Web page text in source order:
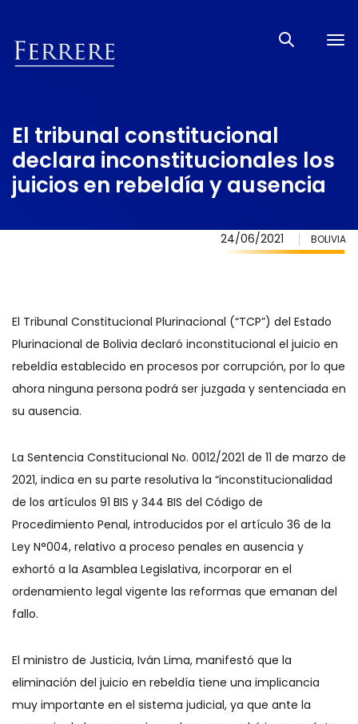
El tribunal constitucional
declara inconstitucionales los
juicios en rebeldía y ausencia
24/06/2021 BOLIVIA
El Tribunal Constitucional Plurinacional (“TCP”) del Estado
Plurinacional de Bolivia declaró inconstitucional el juicio en
rebeldía establecido en procesos por corrupción, por lo que
ahora ninguna persona podrá ser juzgada y sentenciada en
su ausencia.
La Sentencia Constitucional No. 0012/2021 de 11 de marzo de
2021, indica en su parte resolutiva la “inconstitucionalidad
de los artículos 91 BIS y 344 BIS del Código de
Procedimiento Penal, introducidos por el artículo 36 de la
Ley N°004, relativo a proceso penales en ausencia y
exhortó a la Asamblea Legislativa, incorporar en el
ordenamiento legal vigente las reformas que emanan del
fallo.
El ministro de Justicia, Iván Lima, manifestó que la
eliminación del juicio en rebeldía tiene una implicancia
muy importante en el sistema judicial, ya que ante la